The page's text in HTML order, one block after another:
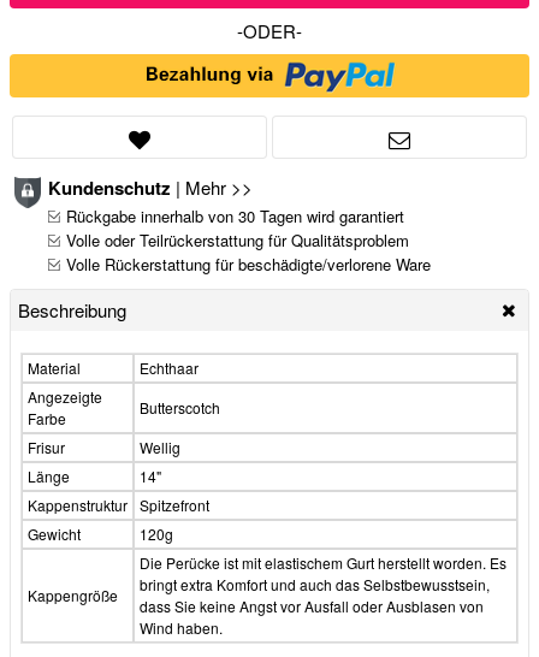
-ODER-
Kundenschutz | Mehr >>
Rückgabe innerhalb von 30 Tagen wird garantiert
Volle oder Teilrückerstattung für Qualitätsproblem
Volle Rückerstattung für beschädigte/verlorene Ware
Beschreibung
Material
Echthaar
Angezeigte
Farbe
Butterscotch
Frisur
Wellig
Länge
14"
Kappenstruktur Spitzefront
Gewicht
120g
Kappengröße
Die Perücke ist mit elastischem Gurt herstellt worden. Es
bringt extra Komfort und auch das Selbstbewusstsein,
dass Sie keine Angst vor Ausfall oder Ausblasen von
Wind haben.